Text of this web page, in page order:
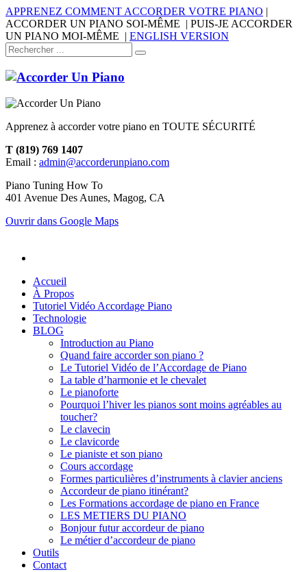
APPRENEZ COMMENT ACCORDER VOTRE PIANO |
ACCORDER UN PIANO SOI-MÊME | PUIS-JE ACCORDER
UN PIANO MOI-MÊME | ENGLISH VERSION
Apprenez à accorder votre piano en TOUTE SÉCURITÉ
T (819) 769 1407
Email : admin@accorderunpiano.com
Piano Tuning How To
401 Avenue Des Aunes, Magog, CA
Ouvrir dans Google Maps
Accueil
À Propos
Tutoriel Vidéo Accordage Piano
Technologie
BLOG
Introduction au Piano
Quand faire accorder son piano ?
Le Tutoriel Vidéo de l’Accordage de Piano
La table d’harmonie et le chevalet
Le pianoforte
Pourquoi l’hiver les pianos sont moins agréables au
toucher?
Le clavecin
Le clavicorde
Le pianiste et son piano
Cours accordage
Formes particulières d’instruments à clavier anciens
Accordeur de piano itinérant?
Les Formations accordage de piano en France
LES METIERS DU PIANO
Bonjour futur accordeur de piano
Le métier d’accordeur de piano
Outils
Contact